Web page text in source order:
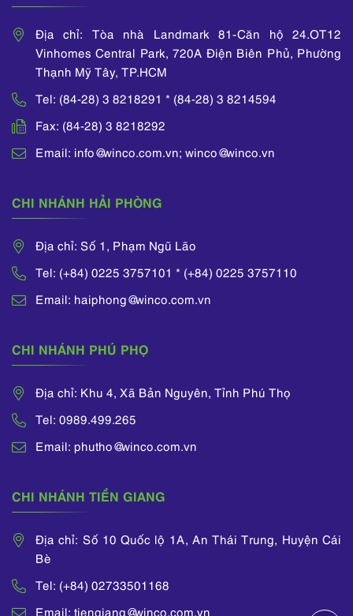
Địa chỉ: Tòa nhà Landmark 81-Căn hộ 24.OT12
Vinhomes Central Park, 720A Điện Biên Phủ, Phường
Thạnh Mỹ Tây, TP.HCM
Tel: (84-28) 3 8218291 * (84-28) 3 8214594
Fax: (84-28) 3 8218292
Email: info@winco.com.vn; winco@winco.vn
CHI NHÁNH HẢI PHÒNG
Địa chỉ: Số 1, Phạm Ngũ Lão
Tel: (+84) 0225 3757101 * (+84) 0225 3757110
Email: haiphong@winco.com.vn
CHI NHÁNH PHÚ PHỌ
Địa chỉ: Khu 4, Xã Bản Nguyên, Tỉnh Phú Thọ
Tel: 0989.499.265
Email: phutho@winco.com.vn
CHI NHÁNH TIỀN GIANG
Địa chỉ: Số 10 Quốc lộ 1A, An Thái Trung, Huyện Cái
Bè
Tel: (+84) 02733501168
Email: tiengiang@winco.com.vn